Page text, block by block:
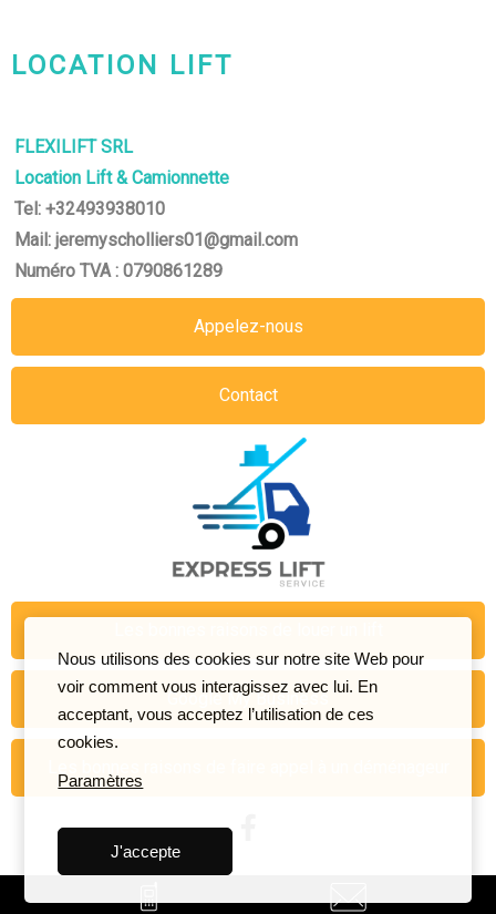
LOCATION LIFT
FLEXILIFT SRL
Location Lift & Camionnette
Tel: +32493938010
Mail: jeremyscholliers01@gmail.com
Numéro TVA : 0790861289
Appelez-nous
Contact
Google My Business
Nous utilisons des cookies sur notre site Web pour
voir comment vous interagissez avec lui. En
acceptant, vous acceptez l’utilisation de ces
cookies.
Paramètres
J'accepte